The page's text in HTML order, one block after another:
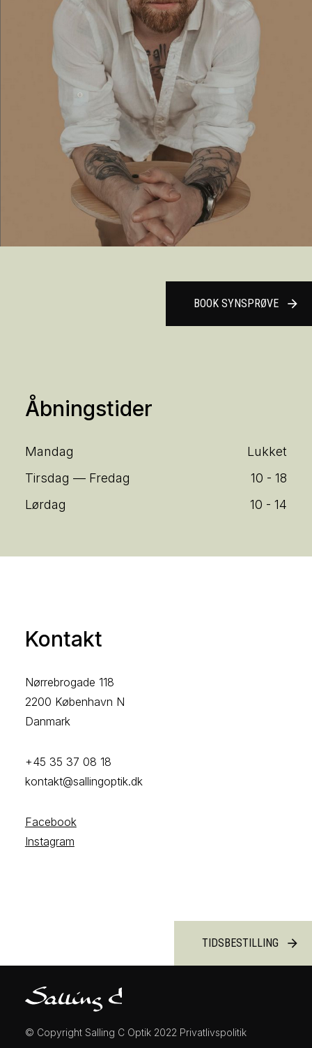
Åbningstider
Mandag
Lukket
Tirsdag — Fredag
10 - 18
Lørdag
10 - 14
BOOK SYNSPRØVE arrow_forward
Kontakt
Nørrebrogade 118
2200 København N
Danmark
+45 35 37 08 18
kontakt@sallingoptik.dk
Facebook
Instagram
TIDSBESTILLING arrow_forward
© Copyright Salling C Optik 2022 Privatlivspolitik